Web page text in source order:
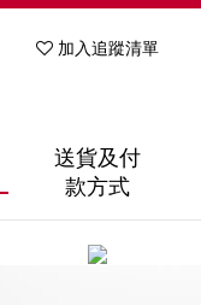
加入追蹤清單
送貨及付
款方式